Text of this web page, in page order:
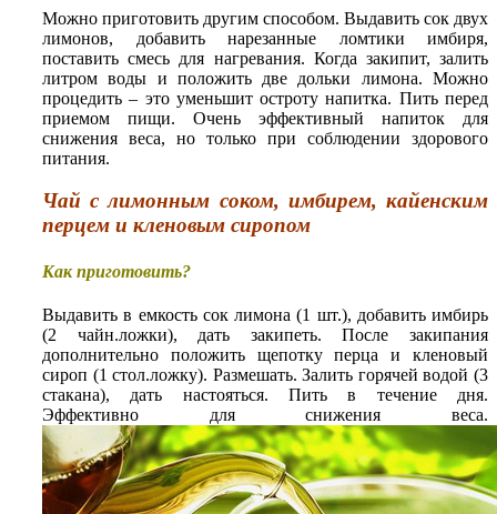
Можно приготовить другим способом. Выдавить сок двух
лимонов, добавить нарезанные ломтики имбиря,
поставить смесь для нагревания. Когда закипит, залить
литром воды и положить две дольки лимона. Можно
процедить – это уменьшит остроту напитка. Пить перед
приемом пищи. Очень эффективный напиток для
снижения веса, но только при соблюдении здорового
питания.
Чай с лимонным соком, имбирем, кайенским
перцем и кленовым сиропом
Как приготовить?
Выдавить в емкость сок лимона (1 шт.), добавить имбирь
(2 чайн.ложки), дать закипеть. После закипания
дополнительно положить щепотку перца и кленовый
сироп (1 стол.ложку). Размешать. Залить горячей водой (3
стакана), дать настояться. Пить в течение дня.
Эффективно для снижения веса.